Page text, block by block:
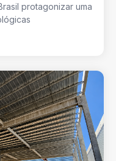
protagonizar uma